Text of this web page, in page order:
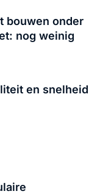
bouwen onder
nog weinig
en snelheid